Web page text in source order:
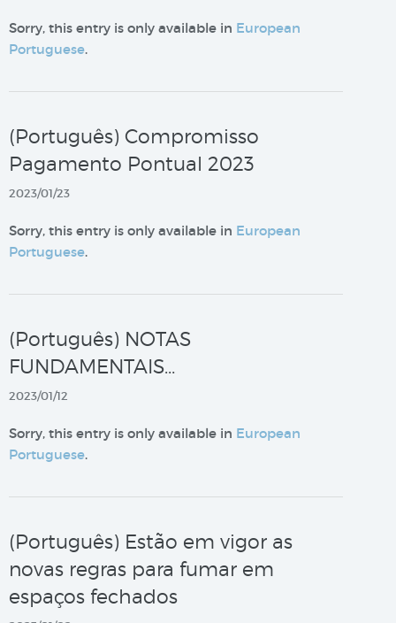
Sorry, this entry is only available in European
Portuguese.
(Português) Compromisso
Pagamento Pontual 2023
2023/01/23
Sorry, this entry is only available in European
Portuguese.
(Português) NOTAS
FUNDAMENTAIS…
2023/01/12
Sorry, this entry is only available in European
Portuguese.
(Português) Estão em vigor as
novas regras para fumar em
espaços fechados